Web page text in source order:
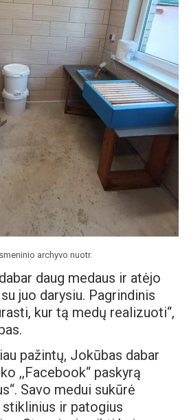
archyvo nuotr.
daug medaus ir atėjo
juo darysiu. Pagrindinis
kur tą medų realizuoti“,
pažintų, Jokūbas dabar
,,Facebook“ paskyrą
Savo medui sukūrė
ir patogius